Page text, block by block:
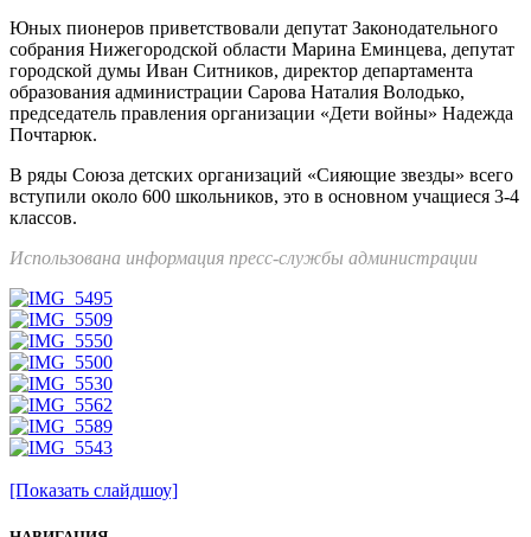
Юных пионеров приветствовали депутат Законодательного
собрания Нижегородской области Марина Еминцева, депутат
городской думы Иван Ситников, директор департамента
образования администрации Сарова Наталия Володько,
председатель правления организации «Дети войны» Надежда
Почтарюк.
В ряды Союза детских организаций «Сияющие звезды» всего
вступили около 600 школьников, это в основном учащиеся 3-4
классов.
Использована информация пресс-службы администрации
[Показать слайдшоу]